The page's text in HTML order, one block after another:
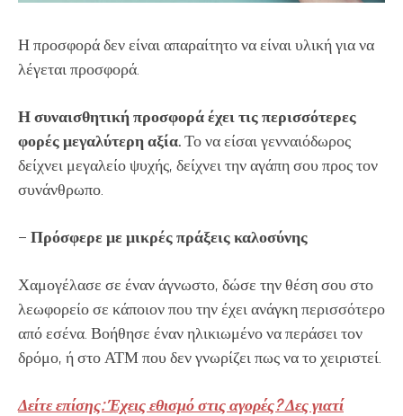
Η προσφορά δεν είναι απαραίτητο να είναι υλική για να
λέγεται προσφορά.
Η συναισθητική προσφορά έχει τις περισσότερες
φορές μεγαλύτερη αξία.Το να είσαι γενναιόδωρος
δείχνει μεγαλείο ψυχής, δείχνει την αγάπη σου προς τον
συνάνθρωπο.
– Πρόσφερε με μικρές πράξεις καλοσύνης
Χαμογέλασε σε έναν άγνωστο, δώσε την θέση σου στο
λεωφορείο σε κάποιον που την έχει ανάγκη περισσότερο
από εσένα. Βοήθησε έναν ηλικιωμένο να περάσει τον
δρόμο, ή στο ΑΤΜ που δεν γνωρίζει πως να το χειριστεί.
Δείτε επίσης: Έχεις εθισμό στις αγορές? Δες γιατί